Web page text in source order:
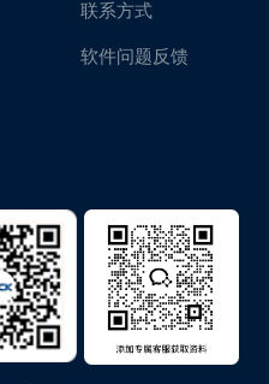
联系方式
软件问题反馈